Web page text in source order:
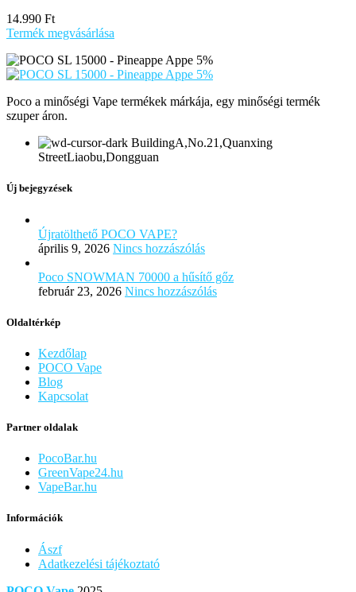
14.990 Ft
Termék megvásárlása
Poco a minőségi Vape termékek márkája, egy minőségi termék
szuper áron.
BuildingA,No.21,Quanxing
StreetLiaobu,Dongguan
Új bejegyzések
Újratölthető POCO VAPE?
április 9, 2026 Nincs hozzászólás
Poco SNOWMAN 70000 a hűsítő gőz
február 23, 2026 Nincs hozzászólás
Oldaltérkép
Kezdőlap
POCO Vape
Blog
Kapcsolat
Partner oldalak
PocoBar.hu
GreenVape24.hu
VapeBar.hu
Információk
Ászf
Adatkezelési tájékoztató